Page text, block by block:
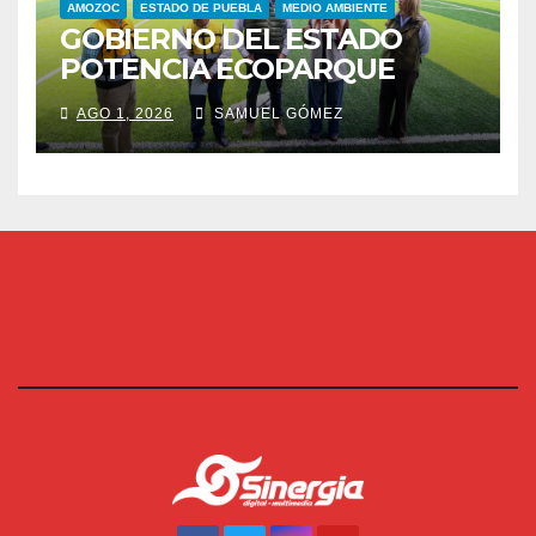
AMOZOC ESTADO DE PUEBLA MEDIO AMBIENTE
GOBIERNO DEL ESTADO
POTENCIA ECOPARQUE
PENSAR EN GRANDE COMO
REFERENTE AMBIENTAL
AGO 1, 2026 SAMUEL GÓMEZ